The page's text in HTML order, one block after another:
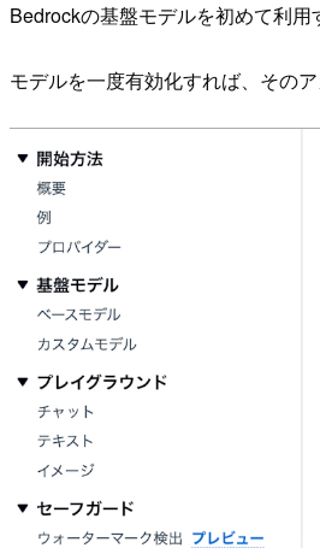
Bedrockの基盤モデルを初めて利
モデルを一度有効化すれば、その